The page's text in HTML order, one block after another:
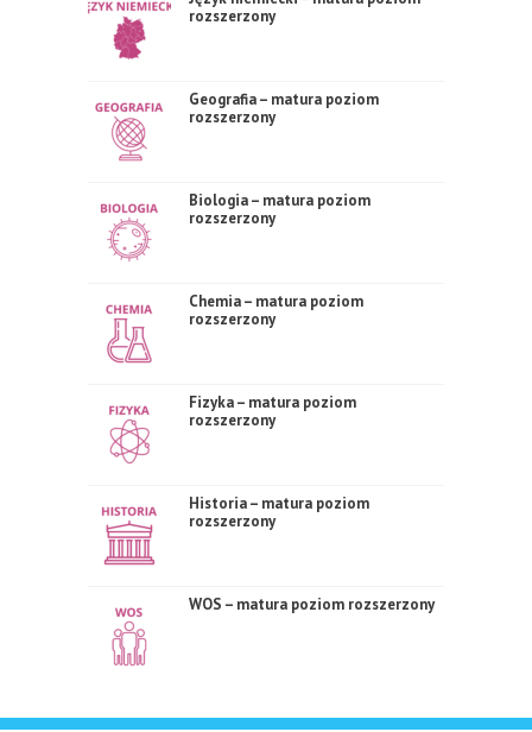
rozszerzony
Geografia – matura poziom
rozszerzony
Biologia – matura poziom
rozszerzony
Chemia – matura poziom
rozszerzony
Fizyka – matura poziom
rozszerzony
Historia – matura poziom
rozszerzony
WOS – matura poziom rozszerzony